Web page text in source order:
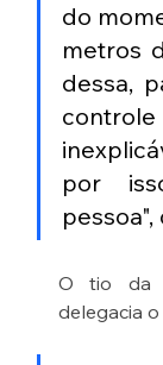
do
metros
dessa,
por
O tio da
delegacia